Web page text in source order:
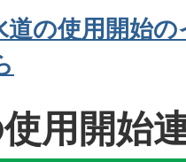
道の使用開始
用開始